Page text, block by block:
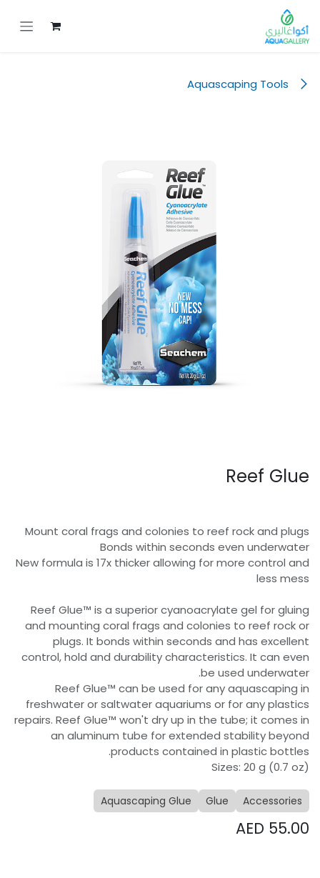
تخطي للذهاب إلى المحتوى
Reef Glue
Mount coral frags and colonies to reef rock and plugs
Bonds within seconds even underwater
New formula is 17x thicker allowing for more control and
less mess
Reef Glue™ is a superior cyanoacrylate gel for gluing
and mounting coral frags and colonies to reef rock or
plugs. It bonds within seconds and has excellent
control, hold and durability characteristics. It can even
be used underwater.
Reef Glue™ can be used for any aquascaping in
freshwater or saltwater aquariums or for any plastics
repairs. Reef Glue™ won't dry up in the tube; it comes in
an aluminum tube for extended stability beyond
products contained in plastic bottles.
Sizes: 20 g (0.7 oz)
Accessories
Glue
Aquascaping Glue
55.00